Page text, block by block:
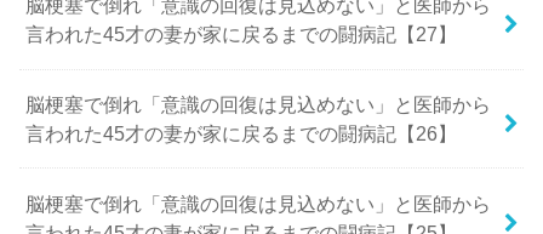
脳梗塞で倒れ「意識の回復は見込めない」と医師から
言われた45才の妻が家に戻るまでの闘病記【27】
脳梗塞で倒れ「意識の回復は見込めない」と医師から
言われた45才の妻が家に戻るまでの闘病記【26】
脳梗塞で倒れ「意識の回復は見込めない」と医師から